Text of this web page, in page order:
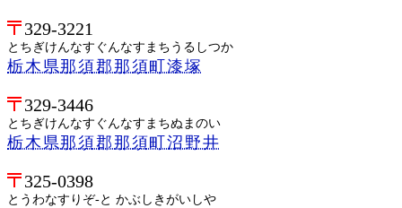
329-3221
とちぎけんなすぐんなすまちうるしつか
栃木県那須郡那須町漆塚
329-3446
とちぎけんなすぐんなすまちぬまのい
栃木県那須郡那須町沼野井
325-0398
とうわなすりぞ-と かぶしきがいしや